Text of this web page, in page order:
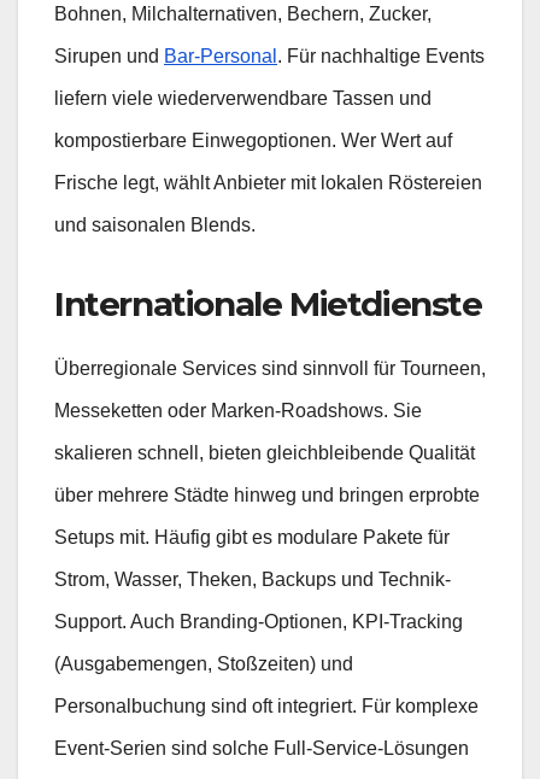
Bohnen, Milchalternativen, Bechern, Zucker,
Sirupen und Bar-Personal . Für nachhaltige Events
liefern viele wiederverwendbare Tassen und
kompostierbare Einwegoptionen. Wer Wert auf
Frische legt, wählt Anbieter mit lokalen Röstereien
und saisonalen Blends.
Internationale Mietdienste
Überregionale Services sind sinnvoll für Tourneen,
Messeketten oder Marken-Roadshows. Sie
skalieren schnell, bieten gleichbleibende Qualität
über mehrere Städte hinweg und bringen erprobte
Setups mit. Häufig gibt es modulare Pakete für
Strom, Wasser, Theken, Backups und Technik-
Support. Auch Branding-Optionen, KPI-Tracking
(Ausgabemengen, Stoßzeiten) und
Personalbuchung sind oft integriert. Für komplexe
Event-Serien sind solche Full-Service-Lösungen